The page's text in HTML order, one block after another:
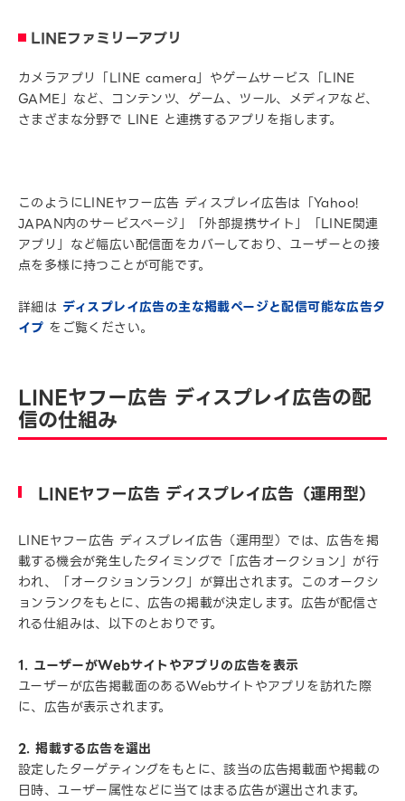
LINEファミリーアプリ
カメラアプリ「LINE camera」やゲームサービス「LINE
GAME」など、コンテンツ、ゲーム、ツール、メディアなど、
さまざまな分野で LINE と連携するアプリを指します。
このようにLINEヤフー広告 ディスプレイ広告は「Yahoo!
JAPAN内のサービスページ」「外部提携サイト」「LINE関連
アプリ」など幅広い配信面をカバーしており、ユーザーとの接
点を多様に持つことが可能です。
詳細は ディスプレイ広告の主な掲載ページと配信可能な広告タ
イプ をご覧ください。
LINEヤフー広告 ディスプレイ広告の配
信の仕組み
LINEヤフー広告 ディスプレイ広告（運用型）
LINEヤフー広告 ディスプレイ広告（運用型）では、広告を掲
載する機会が発生したタイミングで「広告オークション」が行
われ、「オークションランク」が算出されます。このオークシ
ョンランクをもとに、広告の掲載が決定します。広告が配信さ
れる仕組みは、以下のとおりです。
1. ユーザーがWebサイトやアプリの広告を表示
ユーザーが広告掲載面のあるWebサイトやアプリを訪れた際
に、広告が表示されます。
2. 掲載する広告を選出
設定したターゲティングをもとに、該当の広告掲載面や掲載の
日時、ユーザー属性などに当てはまる広告が選出されます。